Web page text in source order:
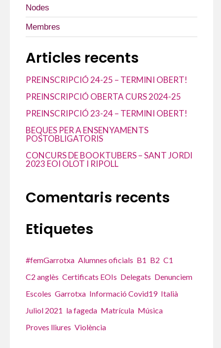
Nodes
Membres
Articles recents
PREINSCRIPCIÓ 24-25 – TERMINI OBERT!
PREINSCRIPCIÓ OBERTA CURS 2024-25
PREINSCRIPCIÓ 23-24 – TERMINI OBERT!
BEQUES PER A ENSENYAMENTS
POSTOBLIGATORIS
CONCURS DE BOOKTUBERS – SANT JORDI
2023 EOI OLOT I RIPOLL
Comentaris recents
Etiquetes
#femGarrotxa Alumnes oficials B1 B2 C1
C2 anglès Certificats EOIs Delegats Denunciem
Escoles Garrotxa Informació Covid19 Italià
Juliol 2021 la fageda Matrícula Música
Proves lliures Violència